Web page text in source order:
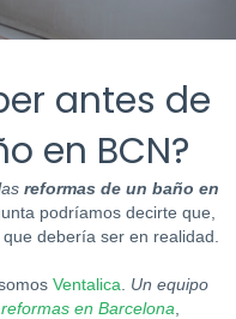
antes de
en BCN?
reformas de un baño en
podríamos decirte que,
debería ser en realidad.
Ventalica
Un equipo
en Barcelona